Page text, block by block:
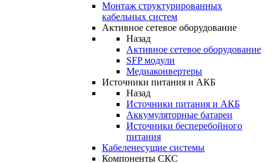
Монтаж структурированных
кабельных систем
Активное сетевое оборудование
Назад
Активное сетевое оборудование
SFP модули
Медиаконвертеры
Источники питания и АКБ
Назад
Источники питания и АКБ
Аккумуляторные батареи
Источники бесперебойного
питания
Кабеленесущие системы
Компоненты СКС